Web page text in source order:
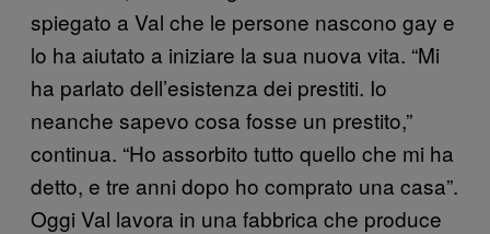
spiegato a Val che le persone nascono gay e
lo ha aiutato a iniziare la sua nuova vita. “Mi
ha parlato dell’esistenza dei prestiti. Io
neanche sapevo cosa fosse un prestito,”
continua. “Ho assorbito tutto quello che mi ha
detto, e tre anni dopo ho comprato una casa”.
Oggi Val lavora in una fabbrica che produce